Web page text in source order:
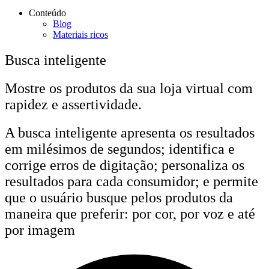
Conteúdo
Blog
Materiais ricos
Busca inteligente
Mostre os produtos da sua loja virtual com
rapidez e assertividade.
A busca inteligente apresenta os resultados
em milésimos de segundos; identifica e
corrige erros de digitação; personaliza os
resultados para cada consumidor; e permite
que o usuário busque pelos produtos da
maneira que preferir: por cor, por voz e até
por imagem